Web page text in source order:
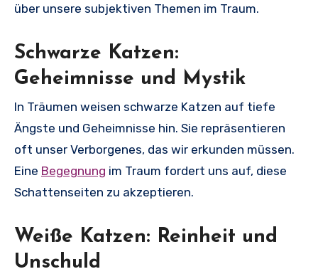
über unsere subjektiven Themen im Traum.
Schwarze Katzen:
Geheimnisse und Mystik
In Träumen weisen schwarze Katzen auf tiefe
Ängste und Geheimnisse hin. Sie repräsentieren
oft unser Verborgenes, das wir erkunden müssen.
Eine Begegnung im Traum fordert uns auf, diese
Schattenseiten zu akzeptieren.
Weiße Katzen: Reinheit und
Unschuld